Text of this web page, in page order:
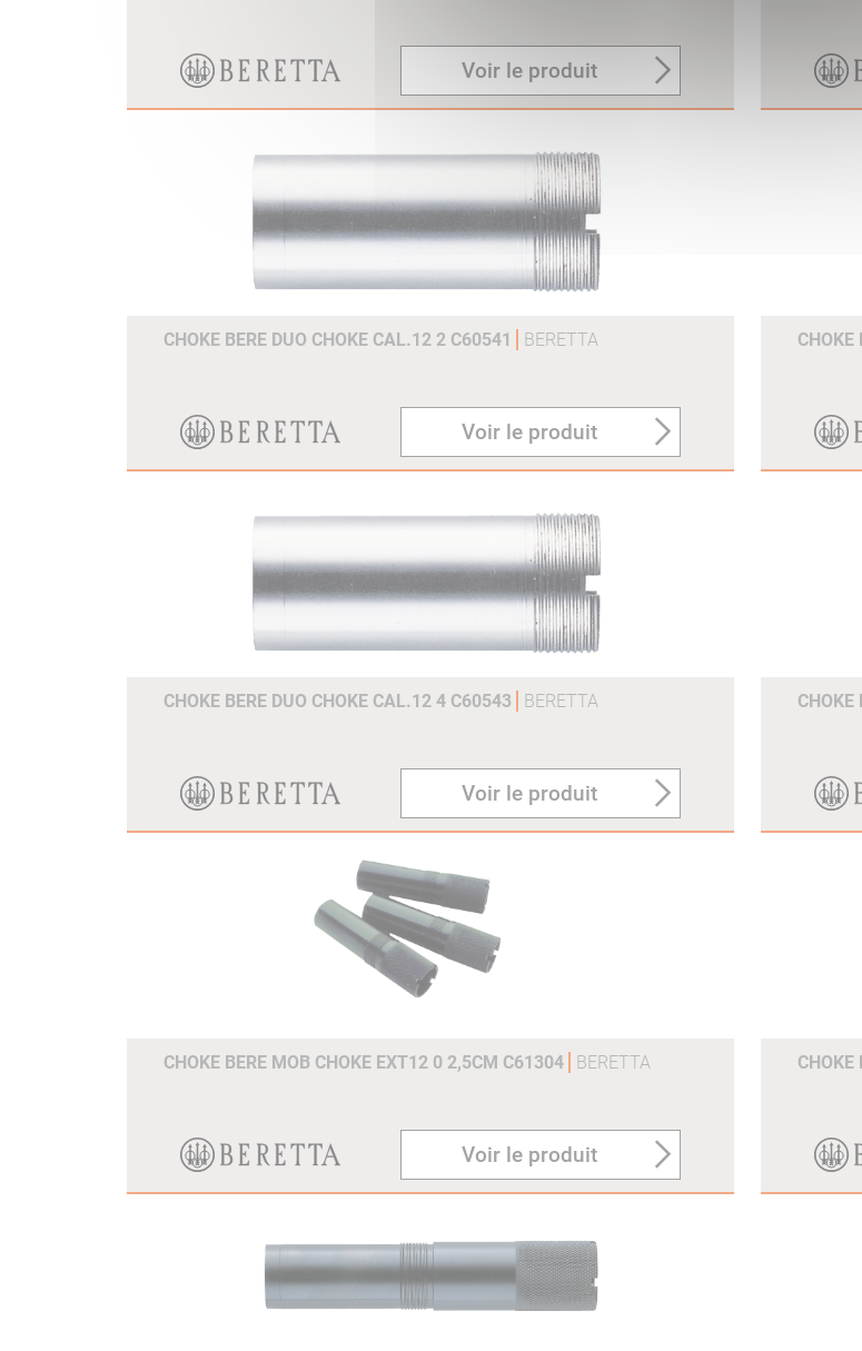
Voir le produit
CHOKE BERE DUO CHOKE CAL.12 2 C60541 BERETTA
Voir le produit
CHOKE
CHOKE BERE DUO CHOKE CAL.12 4 C60543 BERETTA
Voir le produit
CHOKE
CHOKE BERE MOB CHOKE EXT12 0 2,5CM C61304 BERETTA
Voir le produit